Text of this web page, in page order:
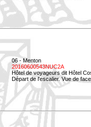
06 - Menton
20160600543NUC2A
Hôtel de voyageurs dit Hôtel
Départ de l'escalier. Vue de